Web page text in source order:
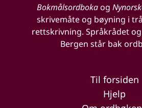
Bokmålsordbokaog
skrivemåte og bøyning i
rettskrivning. Språkrådet
Bergen står bak
Til forsiden
Hjelp